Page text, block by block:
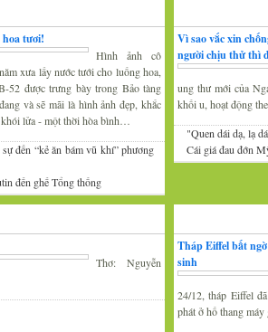
hoa tươi!
Hình ảnh cô
xưa lấy nước tưới cho luống hoa,
52 được trưng bày trong Bảo tàng
và sẽ mãi là hình ảnh đẹp, khắc
lửa - một thời hòa bình…
đến “kẻ ăn bám vũ khí” phương
đến ghế Tổng thống
Vì sao vắc xin
người chịu thử thì
ung thư mới của
khối u, hoạt động
"Quen dái dạ, lạ
Cái giá đau đớn
Thơ: Nguyễn
Tháp Eiffel bất
sinh
24/12, tháp Eiffel
phát ở hố thang máy